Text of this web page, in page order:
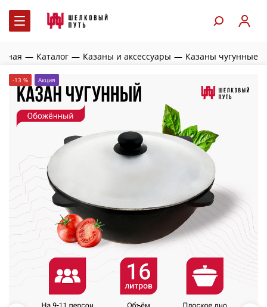
— Каталог — Казаны и аксессуары — Казаны чугунные
-13 % Акция